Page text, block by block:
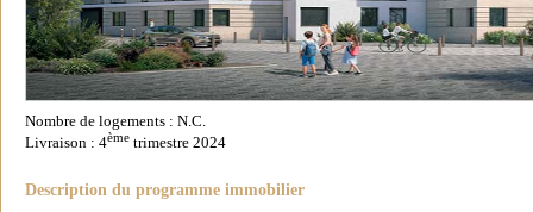
Nombre de logements : N.C.
Livraison : 4ème trimestre 2024
Description du programme immobilier